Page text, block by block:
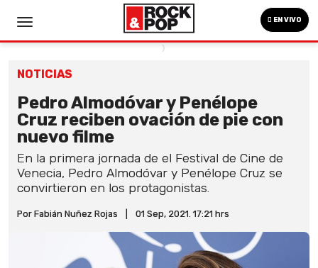
EN VIVO
NOTICIAS
Pedro Almodóvar y Penélope
Cruz reciben ovación de pie con
nuevo filme
En la primera jornada de el Festival de Cine de
Venecia, Pedro Almodóvar y Penélope Cruz se
convirtieron en los protagonistas.
Por Fabián Nuñez Rojas 01 Sep, 2021. 17:21 hrs